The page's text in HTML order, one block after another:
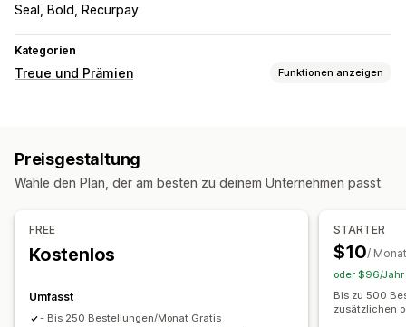
Seal, Bold, Recurpay
Kategorien
Treue und Prämien Funktionen anzeigen
Cashback-Programme
Preisgestaltung
Wähle den Plan, der am besten zu deinem Unternehmen passt.
FREE
Kostenlos
Umfasst
- Bis 250 Bestellungen/Monat Gratis
STARTER
$10/ Monat
oder $96/Jahr
Bis zu 500
zusätzlichen